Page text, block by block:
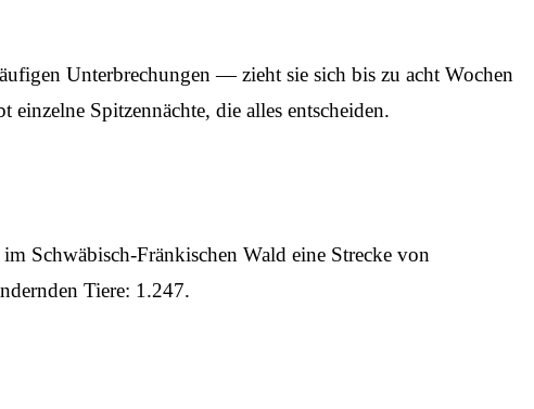
Unterbrechungen — zieht sie sich bis zu acht Wochen
Spitzennächte, die alles entscheiden.
Schwäbisch-Fränkischen Wald eine Strecke von
Tiere: 1.247.